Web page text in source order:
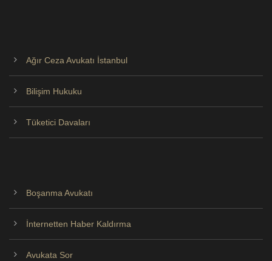
Ağır Ceza Avukatı İstanbul
Bilişim Hukuku
Tüketici Davaları
Boşanma Avukatı
İnternetten Haber Kaldırma
Avukata Sor